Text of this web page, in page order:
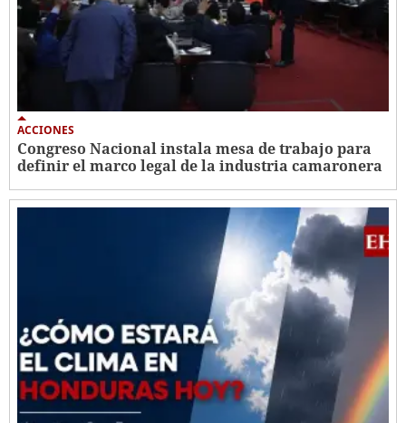
ACCIONES
Congreso Nacional instala mesa de trabajo para
definir el marco legal de la industria camaronera